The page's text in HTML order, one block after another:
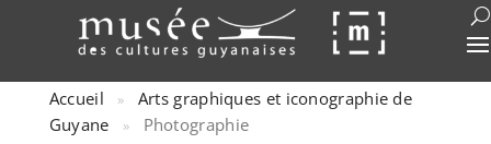
Accueil »
Arts graphiques et iconographie de
Guyane
» Photographie